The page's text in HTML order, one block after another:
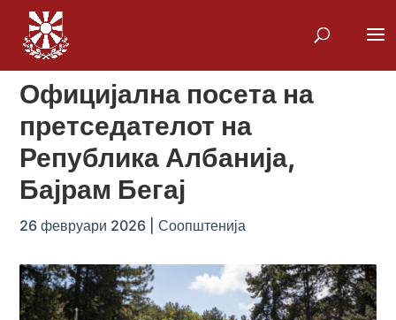
Официјална посета на
претседателот на
Република Албанија,
Бајрам Бегај
26 февруари 2026 |Соопштенија